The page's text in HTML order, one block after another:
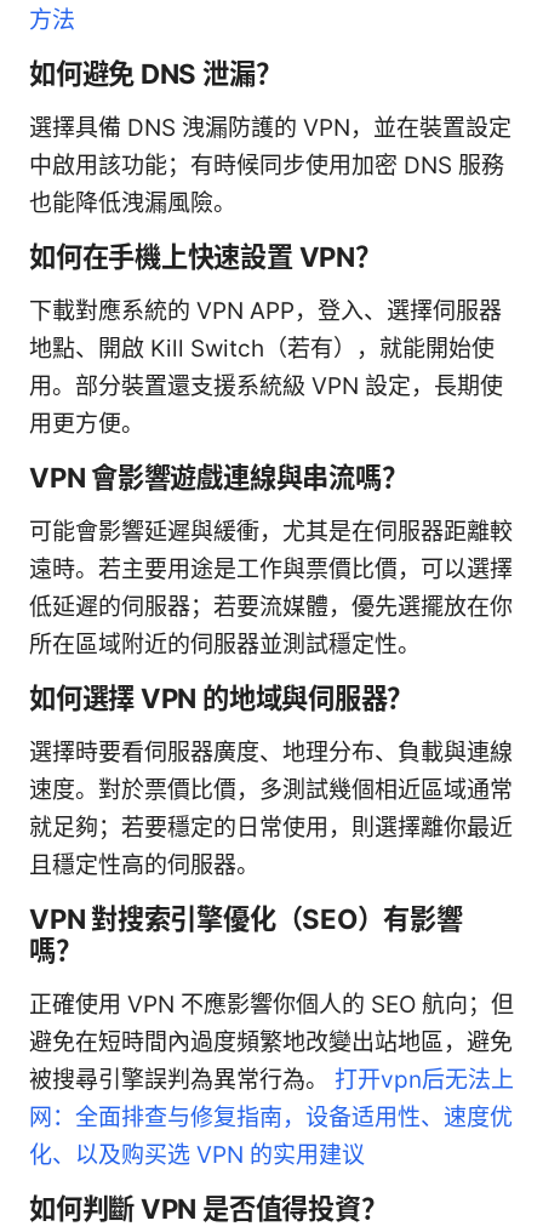
方法
如何避免 DNS 泄漏？
選擇具備 DNS 洩漏防護的 VPN，並在裝置設定
中啟用該功能；有時候同步使用加密 DNS 服務
也能降低洩漏風險。
如何在手機上快速設置 VPN？
下載對應系統的 VPN APP，登入、選擇伺服器
地點、開啟 Kill Switch（若有），就能開始使
用。部分裝置還支援系統級 VPN 設定，長期使
用更方便。
VPN 會影響遊戲連線與串流嗎？
可能會影響延遲與緩衝，尤其是在伺服器距離較
遠時。若主要用途是工作與票價比價，可以選擇
低延遲的伺服器；若要流媒體，優先選擺放在你
所在區域附近的伺服器並測試穩定性。
如何選擇 VPN 的地域與伺服器？
選擇時要看伺服器廣度、地理分布、負載與連線
速度。對於票價比價，多測試幾個相近區域通常
就足夠；若要穩定的日常使用，則選擇離你最近
且穩定性高的伺服器。
VPN 對搜索引擎優化（SEO）有影響
嗎？
正確使用 VPN 不應影響你個人的 SEO 航向；但
避免在短時間內過度頻繁地改變出站地區，避免
被搜尋引擎誤判為異常行為。 打开vpn后无法上
网：全面排查与修复指南，设备适用性、速度优
化、以及购买选 VPN 的实用建议
如何判斷 VPN 是否值得投資？